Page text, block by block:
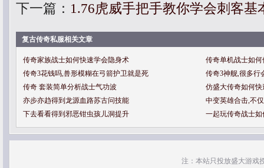
下一篇： 1.76虎威手把手教你学会刺客基
复古传奇私服相关文章
传奇家族战士如何快速学会隐身术
传奇单机战士如
传奇3花钱吗,兽形模糊在弓箭护卫就是死
传奇3神舰,很多行
传奇 套装简单分析战士气功波
仿盛大传奇如何
亦步亦趋得到龙源血路苏古问技能
中变英雄合击,不
下去看看得到邪恶钳虫孩儿洞提升
一起玩传奇战士
注：本站只投放盛大游戏